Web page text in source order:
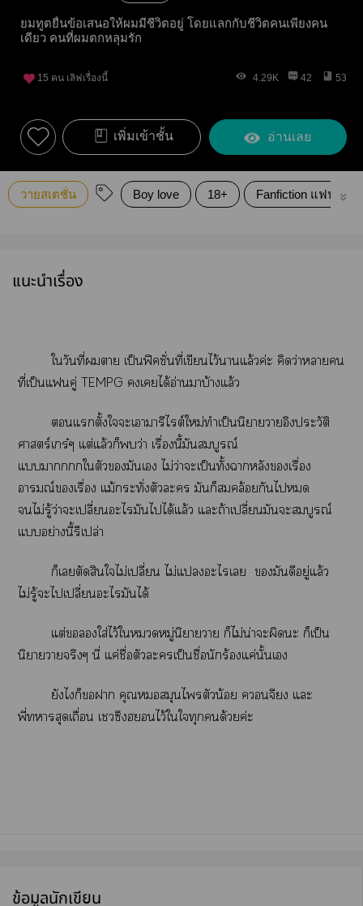
ยมทูตยื่นข้อเสนอให้ผมมีชีวิตอยู่ โดยแลกกับชีวิตคนเพียงคน
เดียว คนที่ผมตกหลุมรัก
15 คน เลิฟเรื่องนี้ 4.29K 42 53
เพิ่มเข้าชั้น อ่านเลย
วายสเตชั่น Boy love 18+ Fanfiction แฟนฟิค
แนะนำเรื่อง
ใวันที่า เป็นฟิคชั่นที่เขียนไว้าแล้วค่ะ คิดว่าาคน
ที่เป็นแคู่ TEMPG เได้อ่านมาบ้างแล้ว
แตั้งใะเามารีไต์ใหม่ทำเป็นนิยายาอิงประวัติ
ศาสตร์เร๋ๆ แต่แล้วก็ว่า เรื่องนี้มันสมบูรณ์
แากใตัวมันเ ไม่ว่าะเป็นทั้งาหลังเรื่อง
อารมณ์เรื่อง แม้กระทั่งตัวะ มันก็คล้อยกันไ
ไม่รู้ว่าะเปลี่ยนะไมันไได้แล้ว แะถ้าเปลี่ยนมันะสมบูรณ์
แอย่างนี้รึเปล่า
ก็เตัดสินใไม่เปลี่ยน ไม่แะไเ มันดีอยู่แล้ว
ไม่รู้ะไเปลี่ยนะไมันได้
แต่ใส่ไว้ใหมู่นิยายา ก็ไม่น่าะผิดะ ก็เป็น
นิยายาจริงๆ นี่ แค่ชื่อตัวะเป็นชื่อนักร้แค่นั้นเ
ยังไก็า คุณสมุนไตัวน้อย คจี แะ
พี่าสุดเถื่อน เชวซึงฮไว้ใใทุกด้วยค่ะ
ข้อมูลนักเขียน